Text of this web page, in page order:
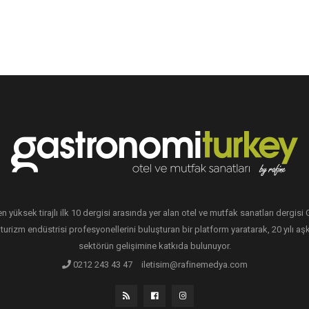
yüksek tirajlı ilk 10 dergisi arasında yer alan otel ve mutfak sanatları dergisi
endüstrisi profesyonellerini buluşturan bir platform yaratarak, 20 yılı
sektörün gelişimine katkıda bulunuyor.
0212 243 43 47
iletisim@rafinemedya.com